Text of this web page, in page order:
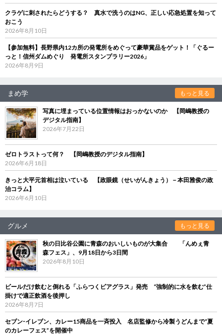
クラゲに刺されたらどうする？ 真水で洗うのはNG、正しい応急処置を知って
おこう
2026年8月10日
【参加無料】長野県内12カ所の発電所をめぐって豪華賞品をゲット！「ぐるー
っと！信州ダムめぐり 発電所スタンプラリー2026」
2026年8月9日
まめ学 もっと見る
写真に埋まっている位置情報はおっかないのか 【岡嶋教授の
デジタル指南】
2026年7月22日
ゼロトラストって何？ 【岡嶋教授のデジタル指南】
2026年6月18日
きっと大平元首相は泣いている 【政眼鏡（せいがんきょう）－本田雅俊の政
治コラム】
2026年6月10日
グルメ もっと見る
秋の日比谷公園に青森のおいしいものが大集合 「んめぇ青
森フェス」、9月18日から3日間
2026年8月10日
ビールだけ飲むと倒れる「ふらつくビアグラス」発売 “強制的に水を飲む”仕
掛けで適正飲酒を後押し
2026年8月7日
セブン‐イレブン、カレー15商品を一斉投入 名店監修から冷製うどんまで“夏
のカレーフェス”を開催中